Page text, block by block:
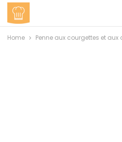
Home Penne aux courgettes et